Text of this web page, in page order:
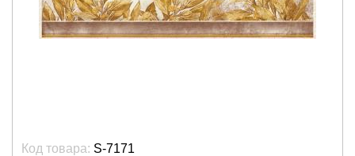
Код товара: S-7171